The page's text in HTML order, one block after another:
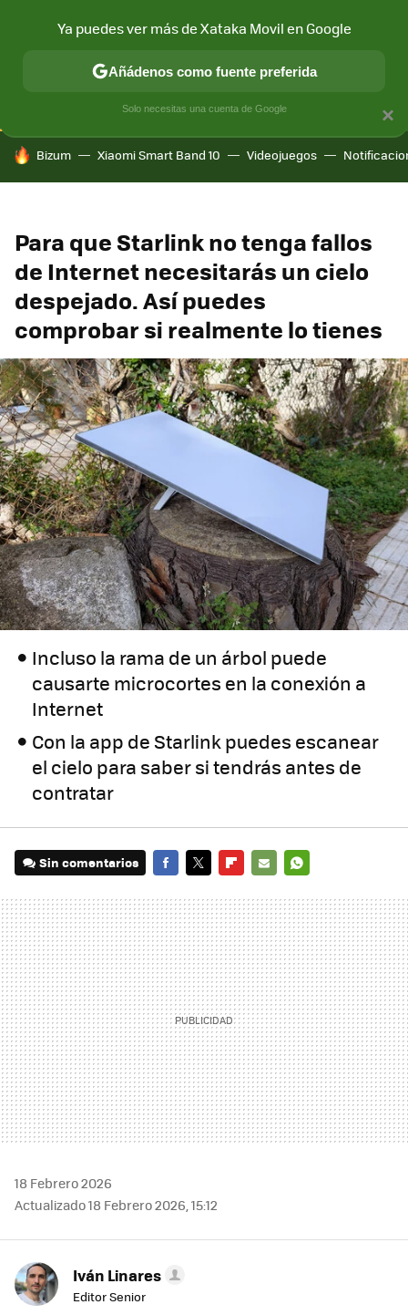
CONECTIVIDAD MÓVIL Y SOCIEDAD APLICACIONES
HOY SE HABLA DE
Bizum Xiaomi Smart Band 10 Videojuegos
Para que Starlink no tenga fallos
de Internet necesitarás un cielo
despejado. Así puedes
comprobar si realmente lo tienes
Incluso la rama de un árbol puede
causarte microcortes en la conexión a
Internet​
Con la app de Starlink puedes escanear
el cielo para saber si tendrás antes de
contratar
Sin comentarios
MAIL
18 Febrero 2026
Actualizado 18 Febrero 2026, 15:12
Iván Linares
Editor Senior
×
Ya puedes ver más de Xataka Movil en Google
Añádenos como fuente preferida
Solo necesitas una cuenta de Google